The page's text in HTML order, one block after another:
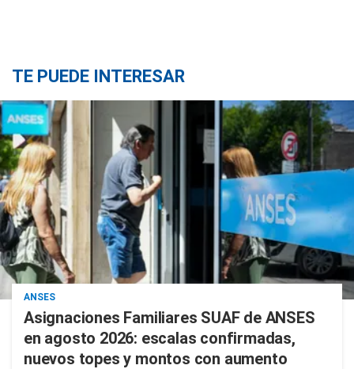
TE PUEDE INTERESAR
ANSES
Asignaciones Familiares SUAF de ANSES
en agosto 2026: escalas confirmadas,
nuevos topes y montos con aumento